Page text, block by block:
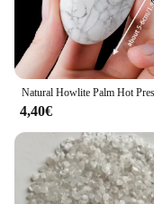
4,40€